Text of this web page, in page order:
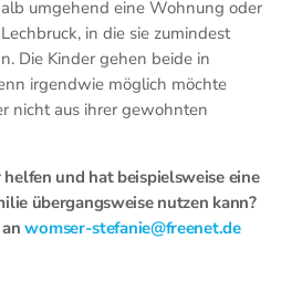
umgehend eine Wohnung oder
in die sie zumindest
Die Kinder gehen beide in
irgendwie möglich möchte
nicht aus ihrer gewohnten
und hat beispielsweise eine
übergangsweise nutzen kann?
anwomser-stefanie@freenet.de